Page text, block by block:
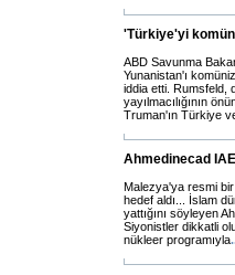
'Türkiye'yi
ABD Savunma
Yunanistan'ı
iddia etti. Rumsfeld,
yayılmacılığının
Truman'ın Türkiye
Ahmedinecad
Malezya'ya resmi bir
hedef aldı... İslam
yattığını söyleyen
Siyonistler dikkatli
nükleer programıyla